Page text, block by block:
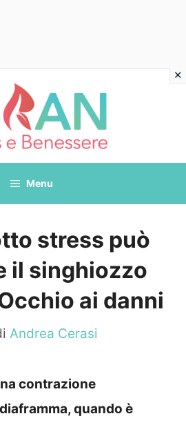
Menu
stress può
il singhiozzo
ai danni
Andrea Cerasi
contrazione
quando è